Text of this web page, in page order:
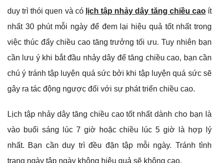
duy trì thói quen và có lịch tập nhảy dây tăng chiều caoít
nhất 30 phút mỗi ngày để đem lại hiệu quả tốt nhất trong
việc thúc đẩy chiều cao tăng trưởng tối ưu. Tuy nhiên bạn
cần lưu ý khi bắt đầu nhảy dây để tăng chiều cao, bạn cần
chú ý tránh tập luyện quá sức bởi khi tập luyện quá sức sẽ
gây ra tác động ngược đối với sự phát triển chiều cao.
Lịch tập nhảy dây tăng chiều cao tốt nhất dành cho bạn là
vào buổi sáng lúc 7 giờ hoặc chiều lúc 5 giờ là hợp lý
nhất. Bạn cần duy trì đều đặn tập mỗi ngày. Tránh tình
trạng ngày tập ngày không hiệu quả sẽ không cao.